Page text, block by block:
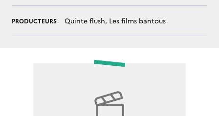
PRODUCTEURS Quinte flush, Les films bantous